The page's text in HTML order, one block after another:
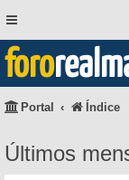
foro
Portal Índice
Últimos